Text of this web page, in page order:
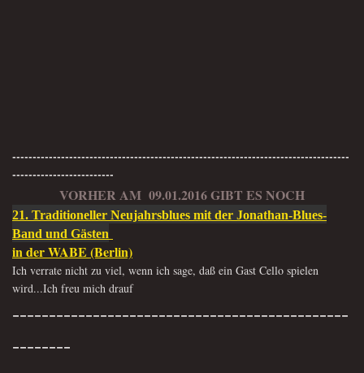
-----------------------------------------------------------------------------------
-------------------------
VORHER AM 09.01.2016 GIBT ES NOCH
21. Traditioneller Neujahrsblues mit der Jonathan-Blues-
Band und Gästen
in der WABE (Berlin)
Ich verrate nicht zu viel, wenn ich sage, daß ein Gast Cello spielen
wird...Ich freu mich drauf
----------------------------------------------
--------